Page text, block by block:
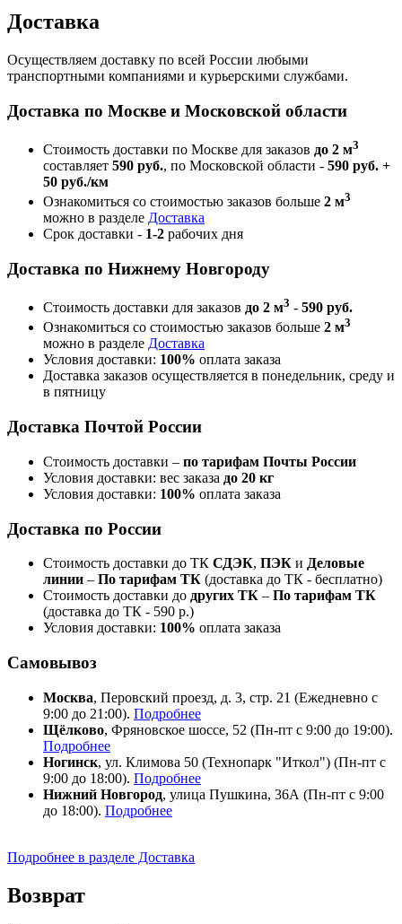
Доставка
Осуществляем доставку по всей России любыми
транспортными компаниями и курьерскими службами.
Доставка по Москве и Московской области
Стоимость доставки по Москве для заказов до 2 м3
составляет 590 руб., по Московской области - 590 руб. +
50 руб./км
Ознакомиться со стоимостью заказов больше 2 м3
можно в разделе Доставка
Срок доставки - 1-2 рабочих дня
Доставка по Нижнему Новгороду
Стоимость доставки для заказов до 2 м3 - 590 руб.
Ознакомиться со стоимостью заказов больше 2 м3
можно в разделе Доставка
Условия доставки: 100% оплата заказа
Доставка заказов осуществляется в понедельник, среду и
в пятницу
Доставка Почтой России
Стоимость доставки – по тарифам Почты России
Условия доставки: вес заказа до 20 кг
Условия доставки: 100% оплата заказа
Доставка по России
Стоимость доставки до ТК СДЭК, ПЭК и Деловые
линии – По тарифам ТК (доставка до ТК - бесплатно)
Стоимость доставки до других ТК – По тарифам ТК
(доставка до ТК - 590 р.)
Условия доставки: 100% оплата заказа
Самовывоз
Москва, Перовский проезд, д. 3, стр. 21 (Ежедневно с
9:00 до 21:00). Подробнее
Щёлково, Фряновское шоссе, 52 (Пн-пт с 9:00 до 19:00).
Подробнее
Ногинск, ул. Климова 50 (​Технопарк "Иткол") (Пн-пт с
9:00 до 18:00). Подробнее
Нижний Новгород, улица Пушкина, 36А (Пн-пт с 9:00
до 18:00). Подробнее
Подробнее в разделе Доставка
Возврат